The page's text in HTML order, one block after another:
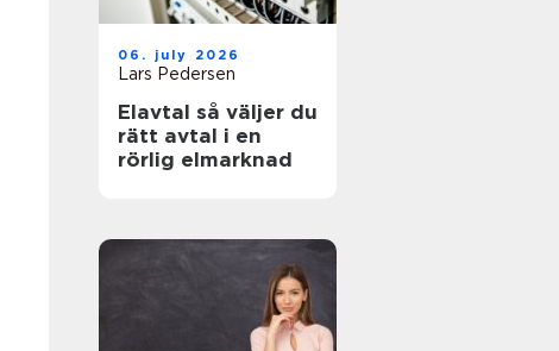
06. july 2026
Lars Pedersen
Elavtal så väljer du
rätt avtal i en
rörlig elmarknad